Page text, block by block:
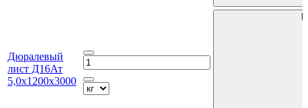
Дюралевый
лист Д16Ат
5,0х1200х3000